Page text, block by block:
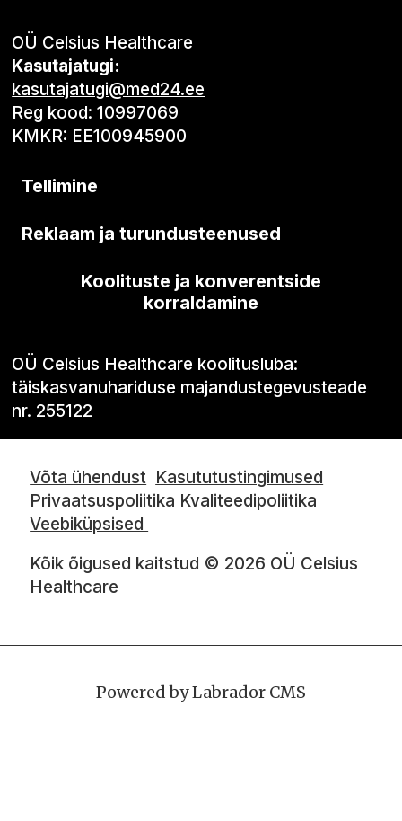
OÜ Celsius Healthcare
Kasutajatugi:
kasutajatugi@med24.ee
Reg kood: 10997069
KMKR: EE100945900
Tellimine
Reklaam ja turundusteenused
Koolituste ja konverentside
korraldamine
OÜ Celsius Healthcare koolitusluba:
täiskasvanuhariduse majandustegevusteade
nr. 255122
Võta ühendust Kasututustingimused
Privaatsuspoliitika Kvaliteedipoliitika
Veebiküpsised
Kõik õigused kaitstud © 2026 OÜ Celsius
Healthcare
Powered by Labrador CMS